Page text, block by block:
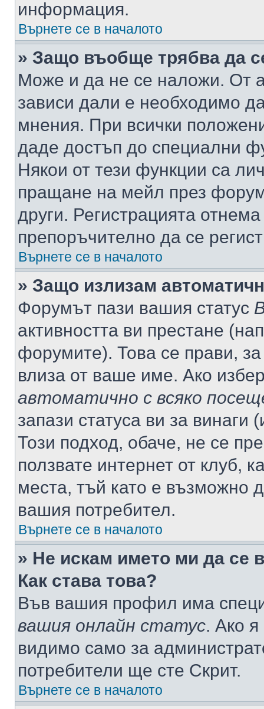
информация.
Върнете се в началото
» Защо въобще трябва да
Може и да не се наложи. От
зависи дали е необходимо
мнения. При всички
даде достъп до специални
Някои от тези функции са
пращане на мейл през
други. Регистрацията
препоръчително да се
Върнете се в началото
» Защо излизам
Форумът пази вашия статус
активността ви престане
форумите). Това се прави,
влиза от ваше име. Ако
автоматично с всяко
запази статуса ви за винаги
Този подход, обаче, не се
ползвате интернет от клуб,
места, тъй като е възможно
вашия потребител.
Върнете се в началото
» Не искам името ми да се
Как става това?
Във вашия профил има
вашия онлайн статус. Ако
видимо само за
потребители ще сте Скрит.
Върнете се в началото